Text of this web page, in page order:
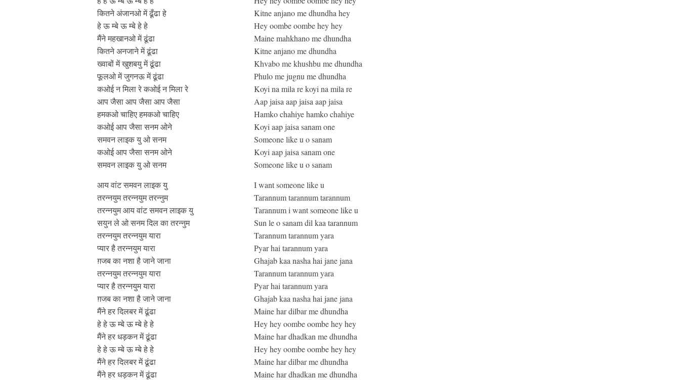
कितने अंजानओ में ढूँढा हे
हे ऊ म्बे ऊ म्बे हे हे
मैंने महखानओ में ढूंढा
कितने अनजाने में ढूंढा
ख्वाबों में खुशबयु में ढूंढा
फूलओ में जुगनऊ में ढूंढा
कओई न मिला रे कओई न मिला रे
आप जैसा आप जैसा आप जैसा
हमकओ चाहिए हमकओ चाहिए
कओई आप जैसा सनम ओने
समवन लाइक यु ओ सनम
कओई आप जैसा सनम ओने
समवन लाइक यु ओ सनम
आय वांट समवन लाइक यु
तरन्नयुम तरन्नयुम तरन्नुम
तरन्नयुम आय वांट समवन लाइक यु
सयुन ले ओ सनम दिल का तरन्नुम
तरन्नयुम तरन्नयुम यारा
प्यार है तरन्नयुम यारा
ग़जब का नशा है जाने जाना
तरन्नयुम तरन्नयुम यारा
प्यार है तरन्नयुम यारा
ग़जब का नशा है जाने जाना
मैंने हर दिलबर में ढूंढा
हे हे ऊ म्बे ऊ म्बे हे हे
मैंने हर धड़कन में ढूंढा
हे हे ऊ म्बे ऊ म्बे हे हे
मैंने हर दिलबर में ढूंढा
मैंने हर धड़कन में ढूंढा
Kitne anjano me dhundha hey
Hey oombe oombe hey hey
Maine mahkhano me dhundha
Kitne anjano me dhundha
Khvabo me khushbu me dhundha
Phulo me jugnu me dhundha
Koyi na mila re koyi na mila re
Aap jaisa aap jaisa aap jaisa
Hamko chahiye hamko chahiye
Koyi aap jaisa sanam one
Someone like u o sanam
Koyi aap jaisa sanam one
Someone like u o sanam
I want someone like u
Tarannum tarannum tarannum
Tarannum i want someone like u
Sun le o sanam dil kaa tarannum
Tarannum tarannum yara
Pyar hai tarannum yara
Ghajab kaa nasha hai jane jana
Tarannum tarannum yara
Pyar hai tarannum yara
Ghajab kaa nasha hai jane jana
Maine har dilbar me dhundha
Hey hey oombe oombe hey hey
Maine har dhadkan me dhundha
Hey hey oombe oombe hey hey
Maine har dilbar me dhundha
Maine har dhadkan me dhundha